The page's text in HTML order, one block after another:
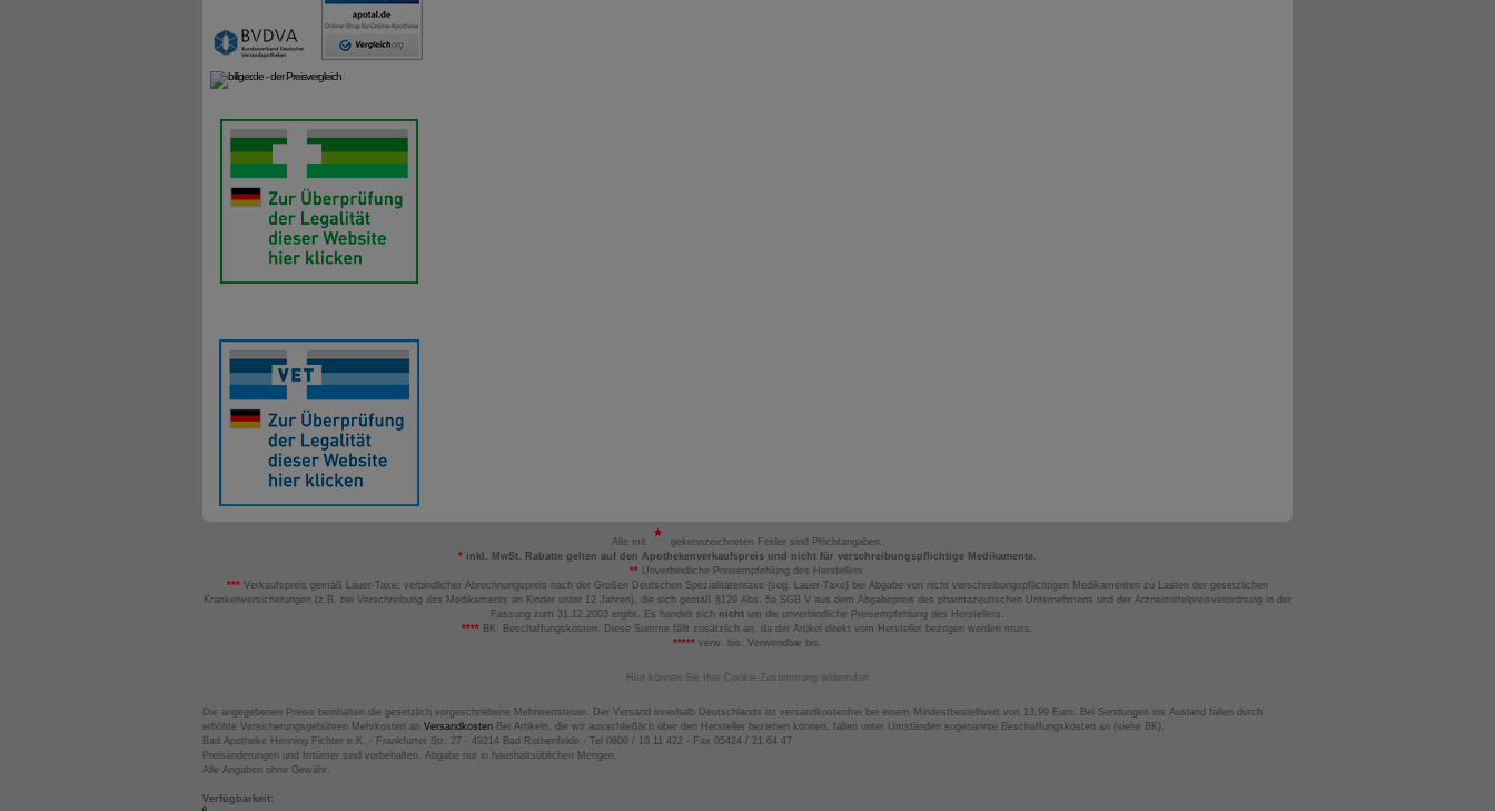
Alle mit
gekennzeichneten Felder sind Pflichtangaben.
* inkl. MwSt. Rabatte gelten auf den Apothekenverkaufspreis und nicht für verschreibungspflichtige Medikamente.
**Unverbindliche Preisempfehlung des Herstellers.
*** Verkaufspreis gemäß Lauer-Taxe; verbindlicher Abrechnungspreis nach der Großen Deutschen Spezialitätentaxe (sog. Lauer-Taxe) bei Abgabe von nicht verschreibungspflichtigen Medikamenten zu Lasten der gesetzlichen
Krankenversicherungen (z.B. bei Verschreibung des Medikaments an Kinder unter 12 Jahren), die sich gemäß §129 Abs. 5a SGB V aus dem Abgabepreis des pharmazeutischen Unternehmens und der Arzneimittelpreisverordnung in der
Fassung zum 31.12.2003 ergibt. Es handelt sich nicht um die unverbindliche Preisempfehlung des Herstellers.
**** BK: Beschaffungskosten. Diese Summe fällt zusätzlich an, da der Artikel direkt vom Hersteller bezogen werden muss.
***** verw. bis: Verwendbar bis.
Hier können Sie Ihre Cookie-Zustimmung widerrufen
Die angegebenen Preise beinhalten die gesetzlich vorgeschriebene Mehrwertsteuer. Der Versand innerhalb Deutschlands ist versandkostenfrei bei einem Mindestbestellwert von 13,99 Euro. Bei Sendungen ins Ausland fallen durch
erhöhte Versicherungsgebühren Mehrkosten an Versandkosten Bei Artikeln, die wir ausschließlich über den Hersteller beziehen können, fallen unter Umständen sogenannte Beschaffungskosten an (siehe BK).
Bad Apotheke Henning Fichter e.K. - Frankfurter Str. 27 - 49214 Bad Rothenfelde - Tel 0800 / 10 11 422 - Fax 05424 / 21 64 47
Preisänderungen und Irrtümer sind vorbehalten. Abgabe nur in haushaltsüblichen Mengen.
Alle Angaben ohne Gewähr.
Verfügbarkeit: